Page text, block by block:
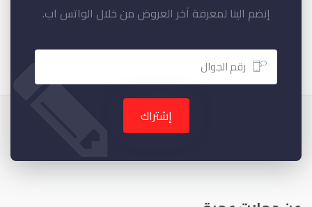
إنضم الينا لمعرفة آخر العروض من خلال الواتس اب.
إشتراك